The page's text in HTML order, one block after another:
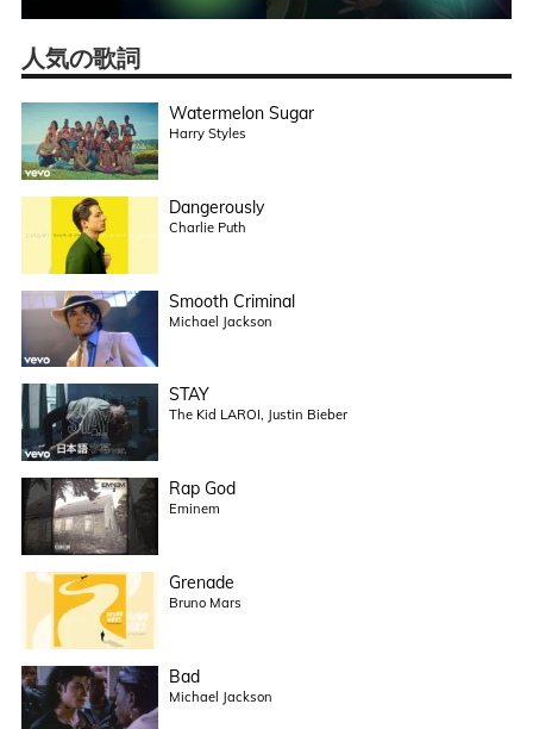
人気の歌詞
Watermelon Sugar
Harry Styles
Dangerously
Charlie Puth
Smooth Criminal
Michael Jackson
STAY
The Kid LAROI, Justin Bieber
Rap God
Eminem
Grenade
Bruno Mars
Bad
Michael Jackson